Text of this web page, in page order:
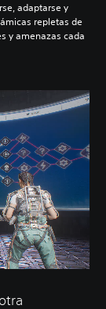
adaptarse y
repletas de
y amenazas cada